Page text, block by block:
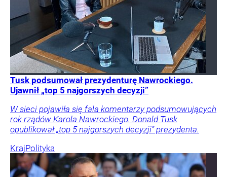
Tusk podsumował prezydenturę Nawrockiego.
Ujawnił „top 5 najgorszych decyzji”
W sieci pojawiła się fala komentarzy podsumowujących
rok rządów Karola Nawrockiego. Donald Tusk
opublikował „top 5 najgorszych decyzji” prezydenta.
KrajPolityka